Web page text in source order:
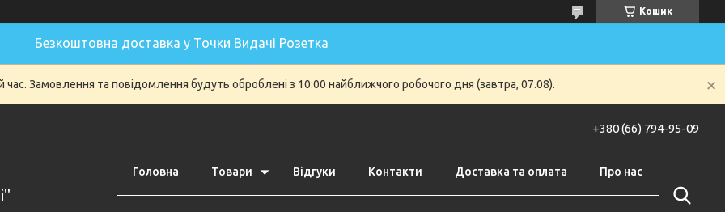
Кошик
Безкоштовна доставка у Точки Видачі Розетка
час. Замовлення та повідомлення будуть оброблені з 10:00 найближчого робочого дня (завтра, 07.08).
+380 (66) 794-95-09
Головна Товари Відгуки Контакти Доставка та оплата Про нас